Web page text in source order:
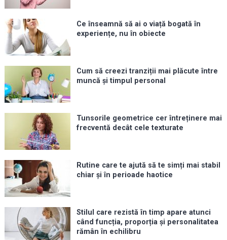
Ce înseamnă să ai o viață bogată în
experiențe, nu în obiecte
Cum să creezi tranziții mai plăcute între
muncă și timpul personal
Tunsorile geometrice cer întreținere mai
frecventă decât cele texturate
Rutine care te ajută să te simți mai stabil
chiar și în perioade haotice
Stilul care rezistă în timp apare atunci
când funcția, proporția și personalitatea
rămân în echilibru